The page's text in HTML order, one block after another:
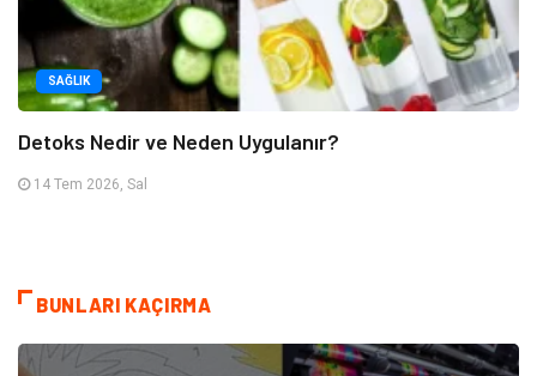
SAĞLIK
Detoks Nedir ve Neden Uygulanır?
14 Tem 2026, Sal
BUNLARI KAÇIRMA